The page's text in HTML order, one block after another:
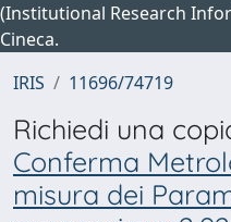
(Institutional Research
Cineca.
IRIS
11696/74719
Richiedi una
Conferma
misura dei